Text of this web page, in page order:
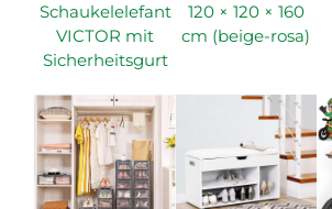
Schaukelelefant
VICTOR mit
Sicherheitsgurt
120 × 120 × 160
cm (beige-rosa)